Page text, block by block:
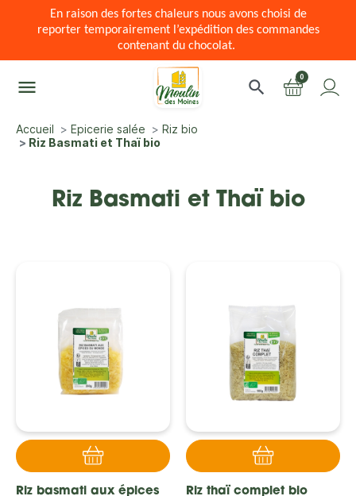
En raison des fortes chaleurs nous avons choisi de
reporter temporairement l’expédition des commandes
contenant du chocolat.
menu search 0
Accueil Epicerie salée
Riz bio
Riz Basmati et Thaï bio
Riz Basmati et Thaï bio
Riz basmati aux épices
Riz thaï complet bio